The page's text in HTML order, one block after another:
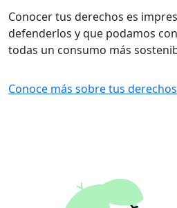
Conocer tus derechos es
defenderlos y que podamos
todas un consumo más
Conoce más sobre tus derechos